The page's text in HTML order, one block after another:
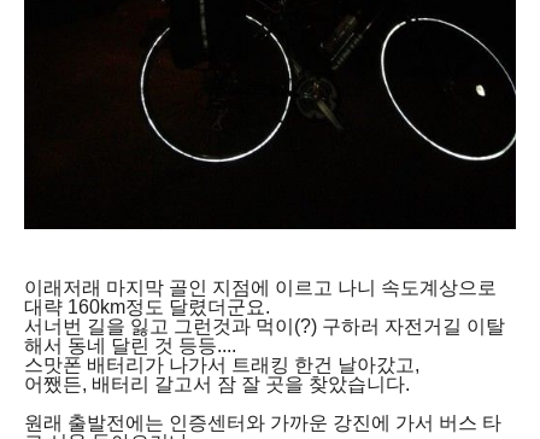
이래저래 마지막 골인 지점에 이르고 나니 속도계상으로
대략 160km정도 달렸더군요.
서너번 길을 잃고 그런것과 먹이(?) 구하러 자전거길 이탈
해서 동네 달린 것 등등....
스맛폰 배터리가 나가서 트래킹 한건 날아갔고,
어쨌든, 배터리 갈고서 잠 잘 곳을 찾았습니다.
원래 출발전에는 인증센터와 가까운 강진에 가서 버스 타